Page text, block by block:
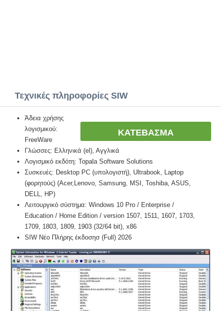
Τεχνικές πληροφορίες SIW
ΚΑΤΕΒΑΣΜΑ
Άδεια χρήσης
λογισμικού:
FreeWare
Γλώσσες: Ελληνικά (el), Αγγλικά
Λογισμικό εκδότη: Topala Software Solutions
Συσκευές: Desktop PC (υπολογιστή), Ultrabook, Laptop
(φορητούς) (Acer,Lenovo, Samsung, MSI, Toshiba, ASUS,
DELL, HP)
Λειτουργικό σύστημα: Windows 10 Pro / Enterprise /
Education / Home Edition / version 1507, 1511, 1607, 1703,
1709, 1803, 1809, 1903 (32/64 bit), x86
SIW Νέο Πλήρης έκδοσησ (Full) 2026